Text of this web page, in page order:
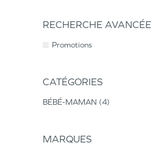
RECHERCHE AVANCÉE
Promotions
CATÉGORIES
BÉBÉ-MAMAN 4
MARQUES